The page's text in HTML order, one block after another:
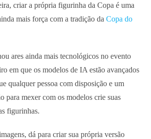
criar a própria figurinha da Copa é uma
mais força com a tradição daCopa do
ares ainda mais tecnológicos no evento
em que os modelos de IA estão avançados
qualquer pessoa com disposição e um
para mexer com os modelos crie suas
figurinhas.
dá para criar sua própria versão